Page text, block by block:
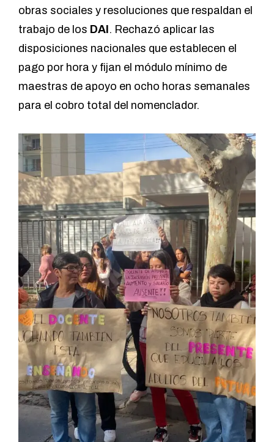
obras sociales y resoluciones que respaldan el
trabajo de los DAI . Rechazó aplicar las
disposiciones nacionales que establecen el
pago por hora y fijan el módulo mínimo de
maestras de apoyo en ocho horas semanales
para el cobro total del nomenclador.